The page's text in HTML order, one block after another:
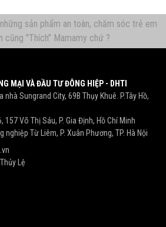
sản phẩm an toàn, chăm sóc trẻ em
cũng "Thích" Mamamy chứ ?
MẠI VÀ ĐẦU TƯ ĐÔNG HIỆP - DHTI
Sungrand City, 69B Thụy Khuê. P.Tây Hồ,
157 Võ Thị Sáu, P. Gia Định, Hồ Chí Minh
nghiệp Từ Liêm, P. Xuân Phương, TP. Hà Nội
Lệ